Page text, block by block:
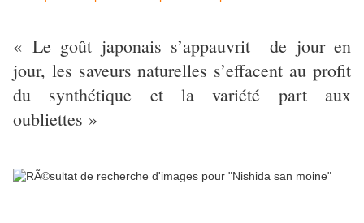
« Le goût japonais s’appauvrit de jour en
jour, les saveurs naturelles s’effacent au profit
du synthétique et la variété part aux
oubliettes »